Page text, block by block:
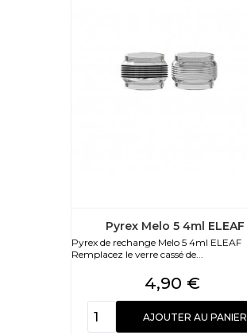
Pyrex Melo 5 4ml ELEAF
Pyrex de rechange Melo 5 4ml ELEAF
Remplacez le verre cassé de...
Prix
4,90 €
AJOUTER AU PANIER